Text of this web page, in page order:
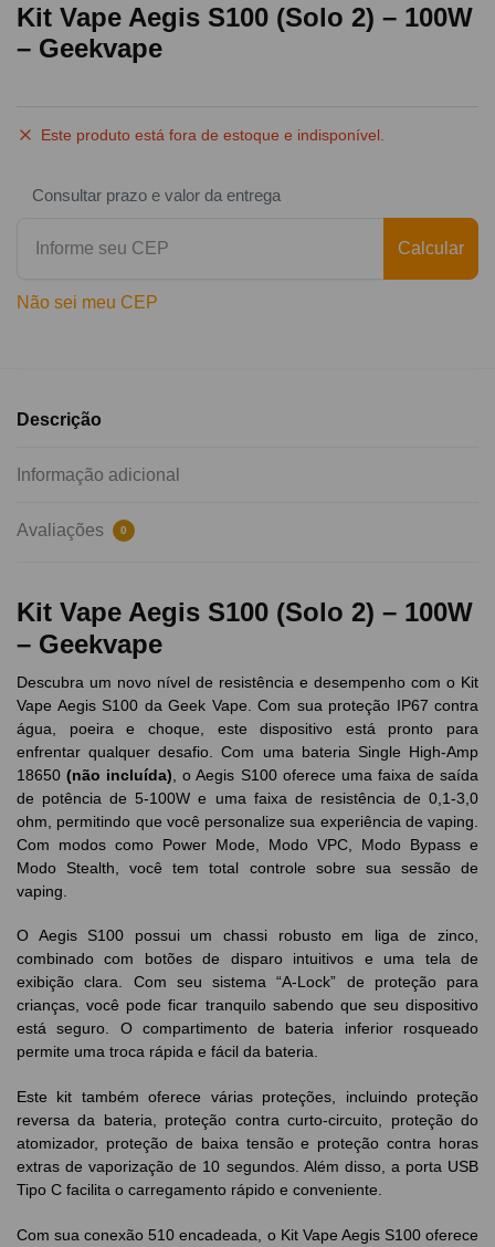
Kit Vape Aegis S100 (Solo 2) – 100W
– Geekvape
Este produto está fora de estoque e indisponível.
Consultar prazo e valor da entrega
Calcular
Não sei meu CEP
Descrição
Informação adicional
Avaliações 0
Kit Vape Aegis S100 (Solo 2) – 100W
– Geekvape
Descubra um novo nível de resistência e desempenho com o Kit
Vape Aegis S100 da Geek Vape. Com sua proteção IP67 contra
água, poeira e choque, este dispositivo está pronto para
enfrentar qualquer desafio. Com uma bateria Single High-Amp
18650(não incluída) , o Aegis S100 oferece uma faixa de saída
de potência de 5-100W e uma faixa de resistência de 0,1-3,0
ohm, permitindo que você personalize sua experiência de vaping.
Com modos como Power Mode, Modo VPC, Modo Bypass e
Modo Stealth, você tem total controle sobre sua sessão de
vaping.
O Aegis S100 possui um chassi robusto em liga de zinco,
combinado com botões de disparo intuitivos e uma tela de
exibição clara. Com seu sistema “A-Lock” de proteção para
crianças, você pode ficar tranquilo sabendo que seu dispositivo
está seguro. O compartimento de bateria inferior rosqueado
permite uma troca rápida e fácil da bateria.
Este kit também oferece várias proteções, incluindo proteção
reversa da bateria, proteção contra curto-circuito, proteção do
atomizador, proteção de baixa tensão e proteção contra horas
extras de vaporização de 10 segundos. Além disso, a porta USB
Tipo C facilita o carregamento rápido e conveniente.
Com sua conexão 510 encadeada, o Kit Vape Aegis S100 oferece